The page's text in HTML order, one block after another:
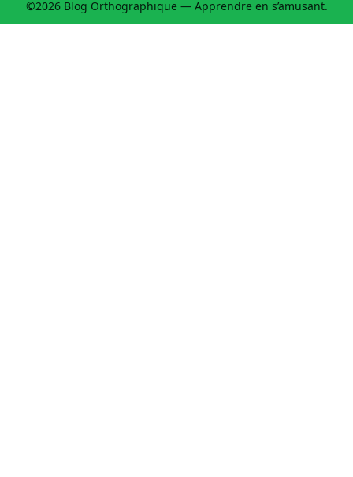
©2026 Blog Orthographique — Apprendre en s’amusant.